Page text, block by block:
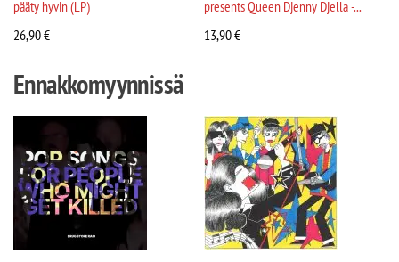
pääty hyvin (LP)
26,90€
presents Queen Djenny Djella -...
13,90€
Ennakkomyynnissä